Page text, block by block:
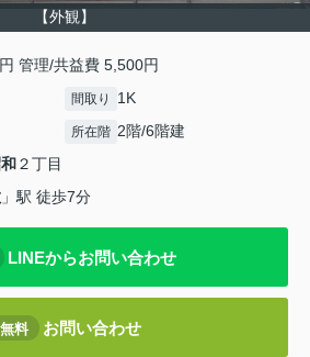
【外観】
管理/共益費 5,500円
間取り 1K
所在階 2階/6階建
２丁目
」駅 徒歩7分
LINEからお問い合わせ
無料 お問い合わせ